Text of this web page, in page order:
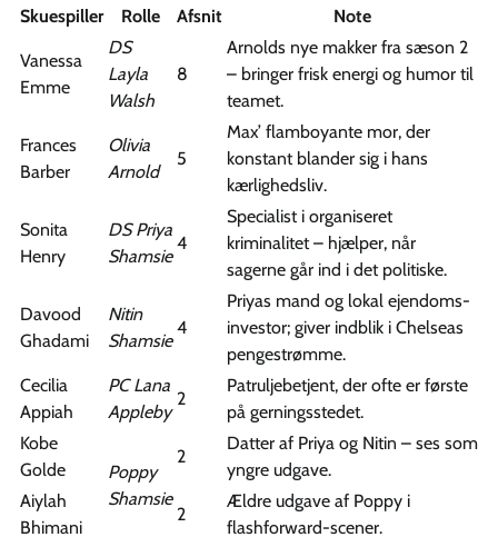
Skuespiller Rolle Afsnit Note
Vanessa
Emme
DS
Layla
Walsh
8
Arnolds nye makker fra sæson 2
– bringer frisk energi og humor til
teamet.
Frances
Barber
Olivia
Arnold
5
Max’ flamboyante mor, der
konstant blander sig i hans
kærlighedsliv.
Sonita
Henry
DS Priya
Shamsie
4
Specialist i organiseret
kriminalitet – hjælper, når
sagerne går ind i det politiske.
Davood
Ghadami
Nitin
Shamsie
4
Priyas mand og lokal ejendoms­
investor; giver indblik i Chelseas
pengestrømme.
Cecilia
Appiah
PC Lana
Appleby
2
Patruljebetjent, der ofte er første
på gernings­stedet.
Kobe
Golde
Poppy
Shamsie
2
Datter af Priya og Nitin – ses som
yngre udgave.
Aiylah
Bhimani
2
Ældre udgave af Poppy i
flashforward-scener.